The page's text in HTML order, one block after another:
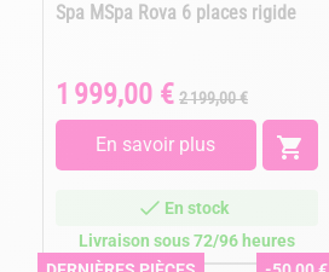
Spa MSpa Rova 6 places rigide
Prix
1 999,00 € Prix
de
base
2 199,00 €
En savoir plus 
En stock
Livraison sous 72/96 heures